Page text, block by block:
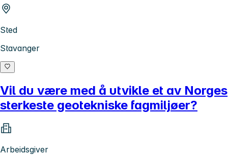
Sted
Stavanger
Vil du være med å utvikle et av Norges
sterkeste geotekniske fagmiljøer?
Arbeidsgiver